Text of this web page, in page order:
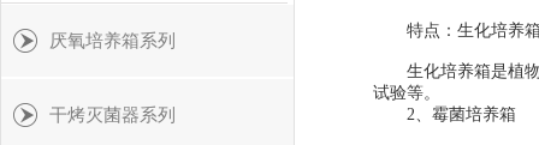
特点：生化培养箱
生化培养箱是植物
试验等。
2、霉菌培养箱
厌氧培养箱系列
干烤灭菌器系列